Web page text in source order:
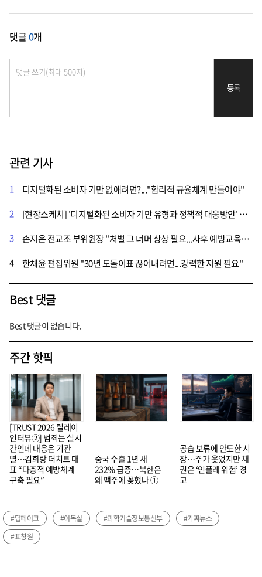
댓글0개
등록
관련 기사
1
디지털화된 소비자 기만 없애려면?..."합리적 규율체계 만들어야"
2
[현장스케치] '디지털화된 소비자 기만 유형과 정책적 대응방안' 공동포럼 열려
3
손지은 전교조 부위원장 "처벌 그 너머 상상 필요...사후 예방교육에서 벗어나야"
4
한채윤 편집위원 "30년 도돌이표 끊어내려면...강력한 지원 필요"
Best 댓글
Best 댓글이 없습니다.
주간 핫픽
[TRUST 2026 릴레이
인터뷰②] 범죄는 실시
간인데 대응은 기관
별…김화랑 더치트 대
표 “다층적 예방체계
구축 필요”
중국 수출 1년 새
232% 급증…북한은
왜 맥주에 꽂혔나 ①
공습 보류에 안도한 시
장…주가 웃었지만 채
권은 ‘인플레 위험’ 경
고
#딥페이크 #이독실 #과학기술정보통신부
#가짜뉴스
#표창원